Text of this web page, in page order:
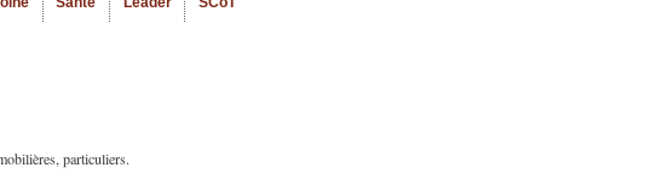
particuliers.